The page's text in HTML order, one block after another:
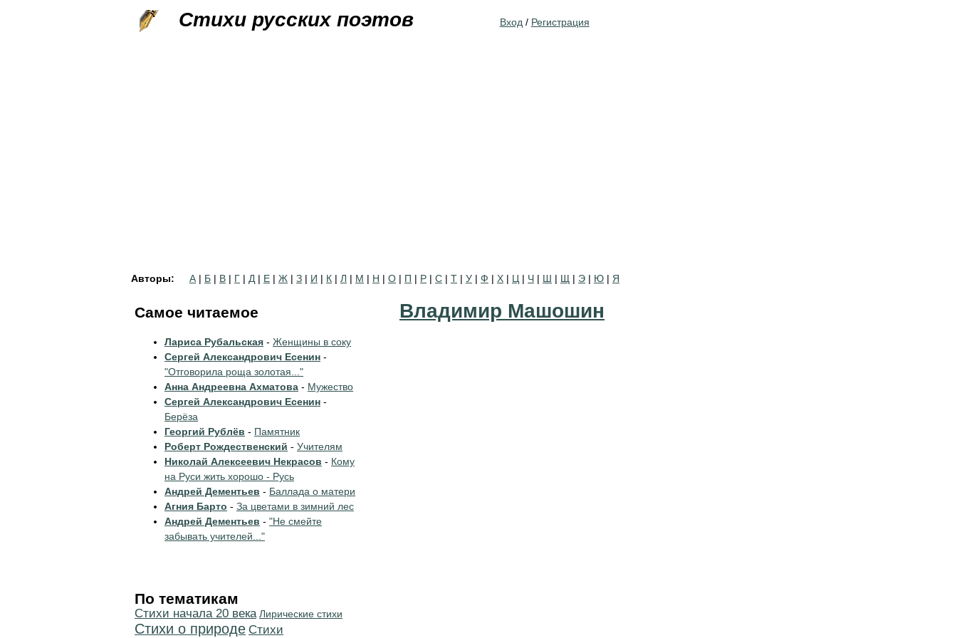
Стихи русских поэтов Вход / Регистрация
Авторы: А | Б | В | Г | Д | Е | Ж | З | И | К | Л | М | Н | О | П | Р | С | Т | У | Ф | Х | Ц | Ч | Ш | Щ | Э | Ю | Я
Владимир Машошин
Самое читаемое
Лариса Рубальская - Женщины в соку
Сергей Александрович Есенин -
"Отговорила роща золотая..."
Анна Андреевна Ахматова - Мужество
Сергей Александрович Есенин -
Берёза
Георгий Рублёв - Памятник
Роберт Рождественский - Учителям
Николай Алексеевич Некрасов - Кому
на Руси жить хорошо - Русь
Андрей Дементьев - Баллада о матери
Агния Барто - За цветами в зимний лес
Андрей Дементьев - "Не смейте
забывать учителей..."
По тематикам
Cтихи начала 20 века Лирические стихи
Стихи о природе Cтихи